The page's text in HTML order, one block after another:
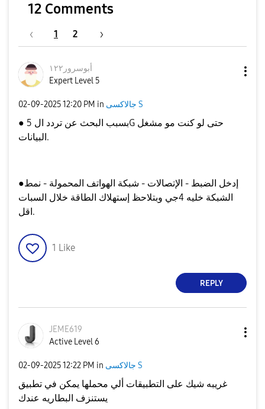
12 Comments
1 2
أبوسرور١٢٢
Expert Level 5
‎02-09-202512:20 PM in جالاكسى S
● بسبب البحث عن تردد ال 5G حتى لو كنت مو مشغل
البيانات.
●إدخل الضبط - الإتصالات - شبكة الهواتف المحمولة - نمط
الشبكة خليه 4جي وبتلاحظ إستهلاك الطاقة خلال السبات
اقل.
1 Like
REPLY
JEME619
Active Level 6
‎02-09-202512:22 PM in جالاكسى S
غريبه شيك على التطبيقات ألي محملها يمكن في تطبيق
يستنزف البطاريه عندك